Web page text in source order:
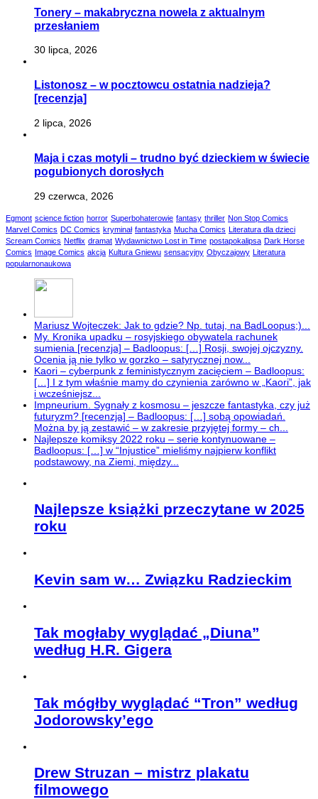
Tonery – makabryczna nowela z aktualnym
przesłaniem
30 lipca, 2026
Listonosz – w pocztowcu ostatnia nadzieja?
[recenzja]
2 lipca, 2026
Maja i czas motyli – trudno być dzieckiem w świecie
pogubionych dorosłych
29 czerwca, 2026
Egmont science fiction horror Superbohaterowie fantasy thriller Non Stop Comics
Marvel Comics DC Comics kryminał fantastyka Mucha Comics Literatura dla dzieci
Scream Comics Netflix dramat Wydawnictwo Lost in Time postapokalipsa Dark Horse
Comics Image Comics akcja Kultura Gniewu sensacyjny Obyczajowy Literatura
popularnonaukowa
Mariusz Wojteczek: Jak to gdzie? Np. tutaj, na BadLoopus;)...
My. Kronika upadku – rosyjskiego obywatela rachunek
sumienia [recenzja] – Badloopus: […] Rosji, swojej ojczyzny.
Ocenia ją nie tylko w gorzko – satyrycznej now...
Kaori – cyberpunk z feministycznym zacięciem – Badloopus:
[…] I z tym właśnie mamy do czynienia zarówno w „Kaori”, jak
i wcześniejsz...
Impneurium. Sygnały z kosmosu – jeszcze fantastyka, czy już
futuryzm? [recenzja] – Badloopus: […] sobą opowiadań.
Można by ją zestawić – w zakresie przyjętej formy – ch...
Najlepsze komiksy 2022 roku – serie kontynuowane –
Badloopus: […] w “Injustice” mieliśmy najpierw konflikt
podstawowy, na Ziemi, między...
Najlepsze książki przeczytane w 2025
roku
Kevin sam w… Związku Radzieckim
Tak mogłaby wyglądać „Diuna”
według H.R. Gigera
Tak mógłby wyglądać “Tron” według
Jodorowsky’ego
Drew Struzan – mistrz plakatu
filmowego